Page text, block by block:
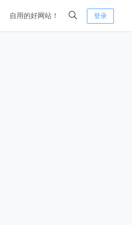
自用的好网站！ 登录